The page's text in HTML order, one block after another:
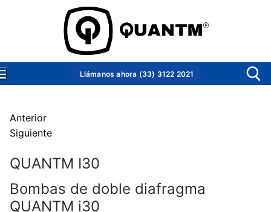
Llámanos ahora (33) 3122 2021
Conocer Quantm
Anterior
Siguiente
QUANTM I30
Bombas de doble diafragma
QUANTM i30